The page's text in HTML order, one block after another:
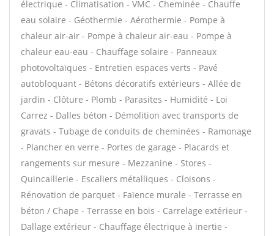
électrique - Climatisation - VMC - Cheminée - Chauffe
eau solaire - Géothermie - Aérothermie - Pompe à
chaleur air-air - Pompe à chaleur air-eau - Pompe à
chaleur eau-eau - Chauffage solaire - Panneaux
photovoltaïques - Entretien espaces verts - Pavé
autobloquant - Bétons décoratifs extérieurs - Allée de
jardin - Clôture - Plomb - Parasites - Humidité - Loi
Carrez - Dalles béton - Démolition avec transports de
gravats - Tubage de conduits de cheminées - Ramonage
- Plancher en verre - Portes de garage - Placards et
rangements sur mesure - Mezzanine - Stores -
Quincaillerie - Escaliers métalliques - Cloisons -
Rénovation de parquet - Faïence murale - Terrasse en
béton / Chape - Terrasse en bois - Carrelage extérieur -
Dallage extérieur - Chauffage électrique à inertie -